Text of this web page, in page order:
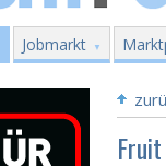
Jobmarkt